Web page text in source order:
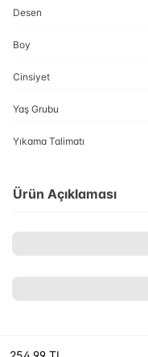
Desen
Boy
Cinsiyet
Yaş Grubu
Yıkama Talimatı
Ürün Açıklaması